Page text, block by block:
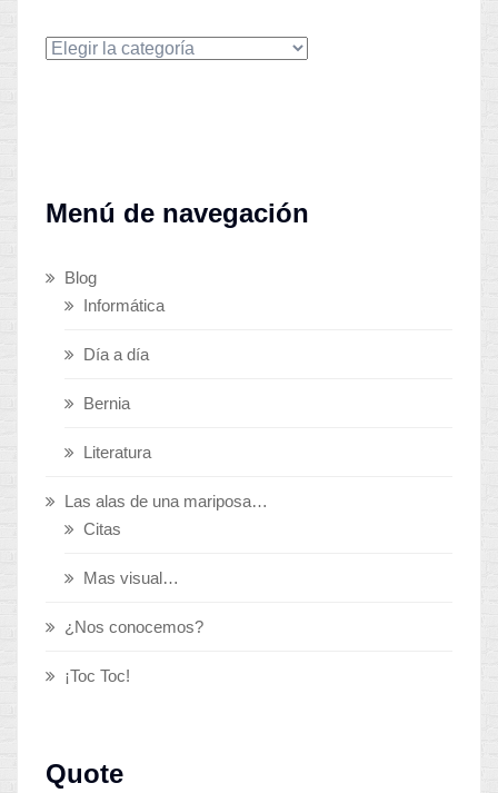
Categorías
Menú de navegación
Blog
Informática
Día a día
Bernia
Literatura
Las alas de una mariposa…
Citas
Mas visual…
¿Nos conocemos?
¡Toc Toc!
Quote